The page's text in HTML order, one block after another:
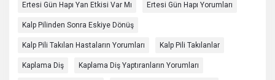
Ertesi Gün Hapı Yan Etkisi Var Mı Ertesi Gün Hapı Yorumları
Kalp Pilinden Sonra Eskiye Dönüş
Kalp Pili Takılan Hastaların Yorumları Kalp Pili Takılanlar
Kaplama Diş Kaplama Diş Yaptıranların Yorumları